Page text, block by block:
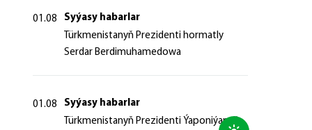
01.08
Syýasy habarlar
Türkmenistanyň Prezidenti hormatly
Serdar Berdimuhamedowa
01.08
Syýasy habarlar
Türkmenistanyň Prezidenti Ýaponiýanyň